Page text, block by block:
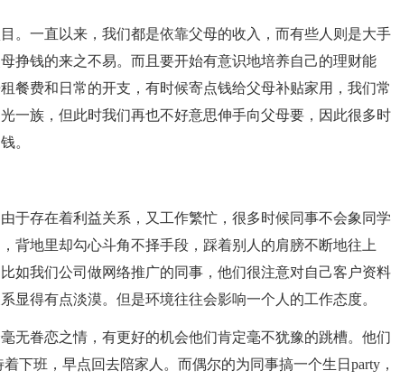
。一直以来，我们都是依靠父母的收入，而有些人则是大手
挣钱的来之不易。而且要开始有意识地培养自己的理财能
餐费和日常的开支，有时候寄点钱给父母补贴家用，我们常
一族，但此时我们再也不好意思伸手向父母要，因此很多时
。
于存在着利益关系，又工作繁忙，很多时候同事不会象同学
背地里却勾心斗角不择手段，踩着别人的肩膀不断地往上
如我们公司做网络推广的同事，他们很注意对自己客户资料
显得有点淡漠。但是环境往往会影响一个人的工作态度。
无眷恋之情，有更好的机会他们肯定毫不犹豫的跳槽。他们
下班，早点回去陪家人。而偶尔的为同事搞一个生日party，